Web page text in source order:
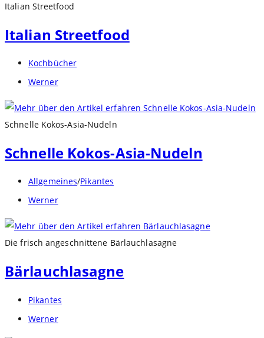
Italian Streetfood
Italian Streetfood
Beitrags-
Kategorie:
Kochbücher
Beitrags-
Werner
Schnelle Kokos-Asia-Nudeln
Schnelle Kokos-Asia-Nudeln
Beitrags-
Kategorie:
Allgemeines/Pikantes
Beitrags-
Werner
Die frisch angeschnittene Bärlauchlasagne
Bärlauchlasagne
Beitrags-
Kategorie:
Pikantes
Beitrags-
Werner